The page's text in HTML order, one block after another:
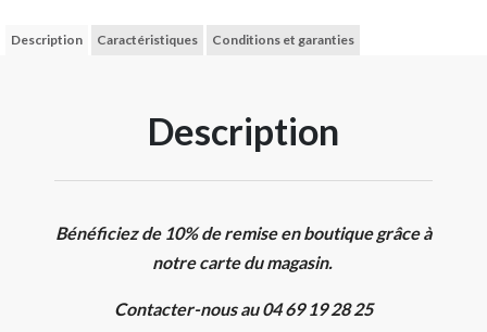
Description Caractéristiques Conditions et garanties
Description
Bénéficiez de 10% de remise en boutique grâce à
notre carte du magasin.
Contacter-nous au 04 69 19 28 25